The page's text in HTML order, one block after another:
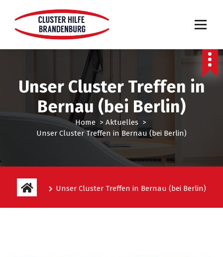
Unser Cluster Treffen in
Bernau (bei Berlin)
Home> Aktuelles >
Unser Cluster Treffen in Bernau (bei Berlin)
Unser Cluster Treffen in Bernau (bei Berlin)